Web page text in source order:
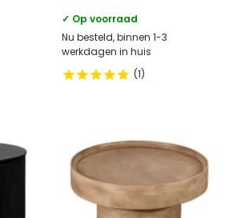
✓ Op voorraad
Nu besteld, binnen 1-3
werkdagen in huis
1